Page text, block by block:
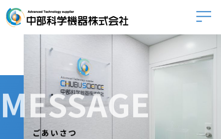
中部科
MESSAGE
ごあいさつ